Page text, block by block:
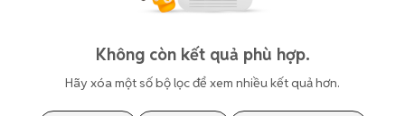
Không còn kết quả phù hợp.
Hãy xóa một số bộ lọc để xem nhiều kết quả hơn.